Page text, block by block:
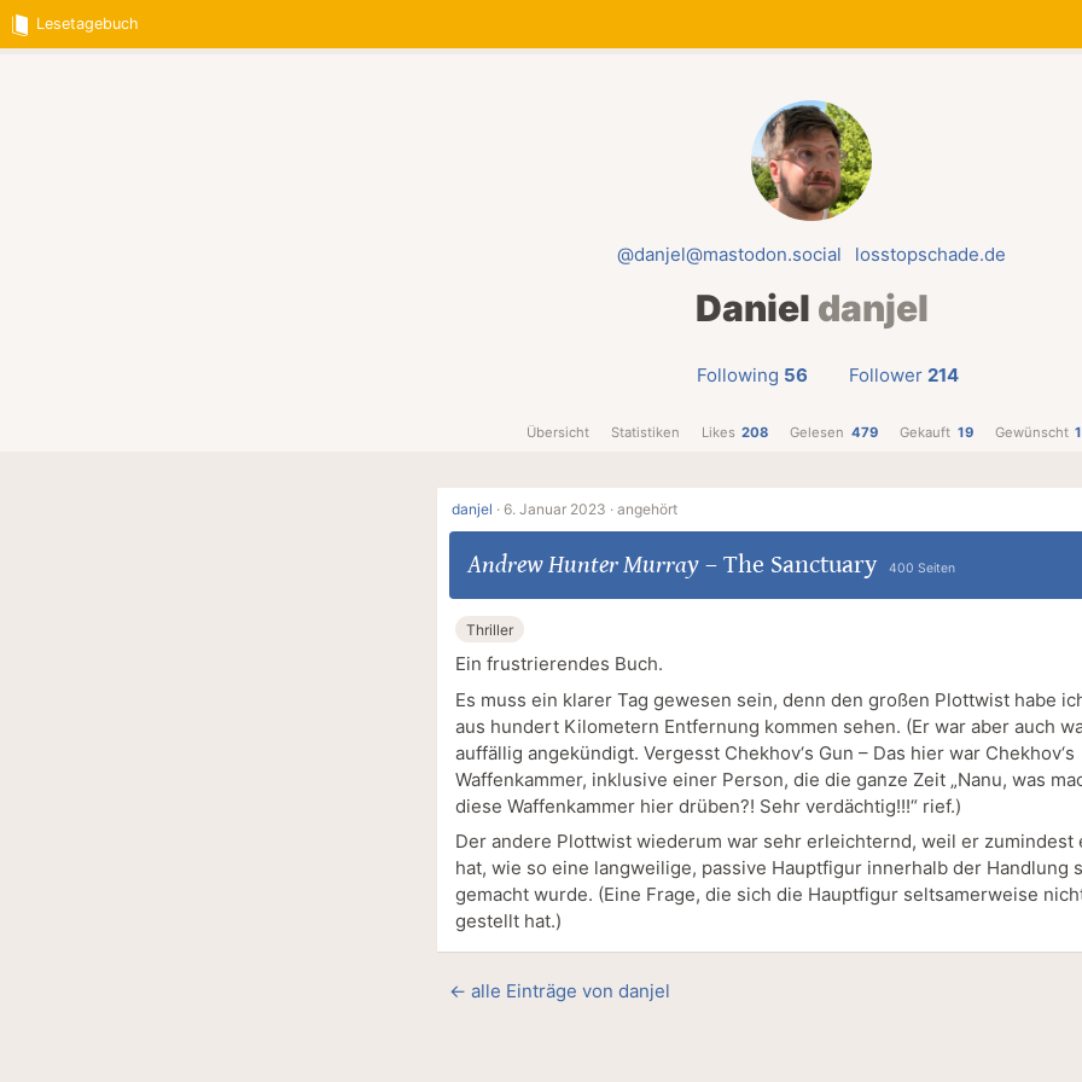
Lesetagebuch
@danjel@mastodon.social losstopschade.de
Daniel danjel
Following 56 Follower 214
Übersicht Statistiken Likes 208 Gelesen 479 Gekauft 19 Gewünscht
danjel · 6. Januar 2023 · angehört
Andrew Hunter Murray– The Sanctuary 400 Seiten
Thriller
Ein frustrierendes Buch.
Es muss ein klarer Tag gewesen sein, denn den großen Plottwist habe
aus hundert Kilometern Entfernung kommen sehen. (Er war aber auch
auffällig angekündigt. Vergesst Chekhov‘s Gun – Das hier war Chekhov‘s
Waffenkammer, inklusive einer Person, die die ganze Zeit „Nanu, was
diese Waffenkammer hier drüben?! Sehr verdächtig!!!“ rief.)
Der andere Plottwist wiederum war sehr erleichternd, weil er zumindest
hat, wie so eine langweilige, passive Hauptfigur innerhalb der Handlung
gemacht wurde. (Eine Frage, die sich die Hauptfigur seltsamerweise
gestellt hat.)
← alle Einträge von danjel